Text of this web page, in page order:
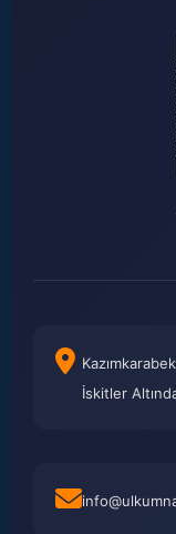
İskitler